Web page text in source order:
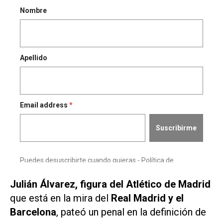
Julián Álvarez, figura del Atlético de Madrid
que está en la mira del Real Madrid y el
Barcelona, pateó un penal en la definición de